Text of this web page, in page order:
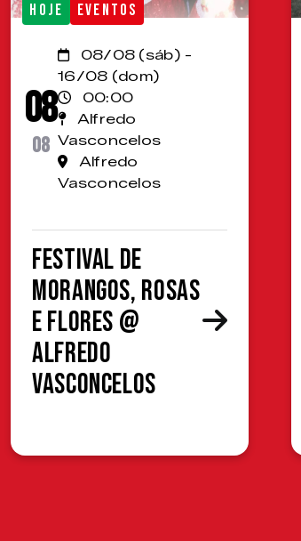
HOJE EVENTOS
08
08
08/08 (sáb) -
16/08 (dom)
00:00
Alfredo
Vasconcelos
Alfredo
Vasconcelos
Festival de
Morangos, Rosas
e Flores @
Alfredo
Vasconcelos